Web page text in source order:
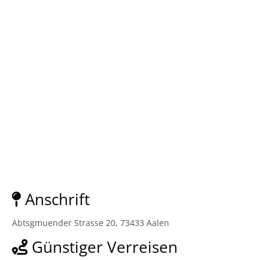
Anschrift
Abtsgmuender Strasse 20, 73433 Aalen
Günstiger Verreisen